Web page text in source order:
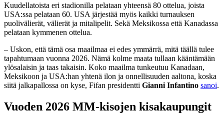
Kuudellatoista eri stadionilla pelataan yhteensä 80 ottelua, joista
USA:ssa pelataan 60. USA järjestää myös kaikki turnauksen
puolivälierät, välierät ja mitalipelit. Sekä Meksikossa että Kanadassa
pelataan kymmenen ottelua.
– Uskon, että tämä osa maailmaa ei edes ymmärrä, mitä täällä tulee
tapahtumaan vuonna 2026. Nämä kolme maata tullaan kääntämään
ylösalaisin ja taas takaisin. Koko maailma tunkeutuu Kanadaan,
Meksikoon ja USA:han yhtenä ilon ja onnellisuuden aaltona, koska
siitä jalkapallossa on kyse, Fifan presidentti Gianni Infantino sanoi.
Vuoden 2026 MM-kisojen kisakaupungit